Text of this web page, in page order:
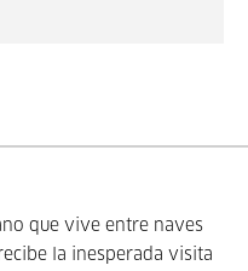
que vive entre naves
la inesperada visita